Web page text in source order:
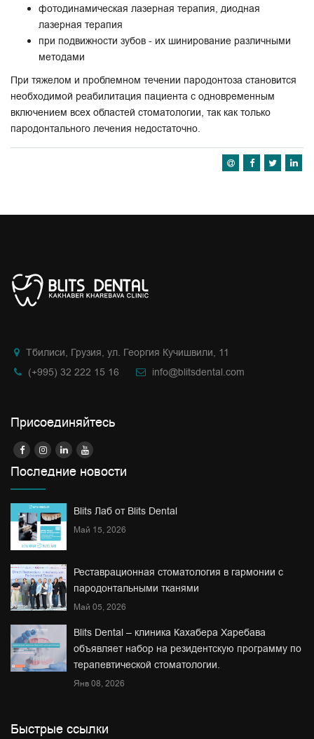
фотодинамическая лазерная терапия, диодная
лазерная терапия
при подвижности зубов - их шинирование различными
методами
При тяжелом и проблемном течении пародонтоза становится
необходимой реабилитация пациента с одновременным
включением всех областей стоматологии, так как только
пародонтального лечения недостаточно.
Тбилиси, Грузия, ул. Георгия Кучишвили, 11
(+995) 32 222 15 16
info@blitsdental.com
Присоединяйтесь
Последние новости
Blits Лаб от Blits Dental
Май 15, 2026
Реставрационная стоматология в гармонии с
пародонтальными тканями
Май 05, 2026
Blits Dental – клиника Кахабера Харебава
объявляет набор на резидентскую программу по
терапевтической стоматологии.
Янв 08, 2026
Быстрые ссылки